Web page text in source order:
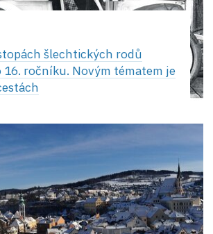
šlechtických rodů
ročníku. Novým tématem je